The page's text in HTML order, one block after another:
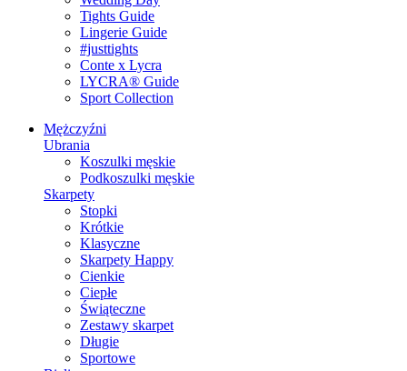
Tights Guide
Lingerie Guide
#justtights
Conte x Lycra
LYCRA® Guide
Sport Сollection
Mężczyźni
Ubrania
Koszulki męskie
Podkoszulki męskie
Skarpety
Stopki
Krótkie
Klasyczne
Skarpety Happy
Cienkie
Ciepłe
Świąteczne
Zestawy skarpet
Długie
Sportowe